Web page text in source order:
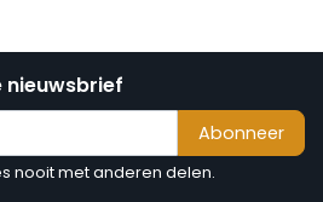
nieuwsbrief
Abonneer
nooit met anderen delen.